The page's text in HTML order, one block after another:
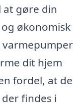
at gøre din
økonomisk
dit hjem
fordel, at de
findes i